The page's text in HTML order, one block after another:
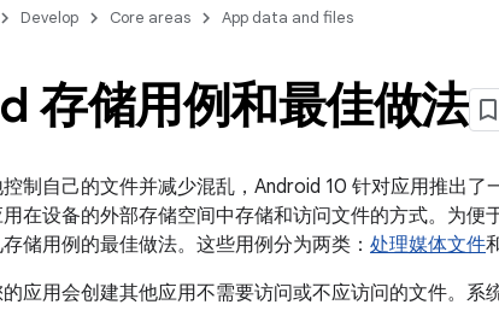
Develop Core areas App data and files
存储用例和最佳做法
制自己的文件并减少混乱，Android 10 针对应用推出了
在设备的外部存储空间中存储和访问文件的方式。为便
储用例的最佳做法。这些用例分为两类： 处理媒体文件
应用会创建其他应用不需要访问或不应访问的文件。系